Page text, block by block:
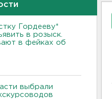
Гордееву*
в розыск.
в фейках об
выбрали